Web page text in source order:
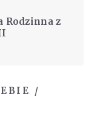
Rodzinna z
/